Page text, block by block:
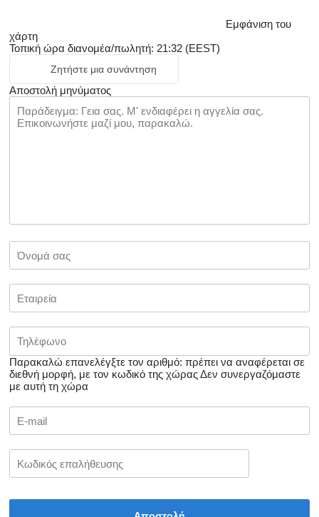
Εμφάνιση του
χάρτη
Τοπική ώρα διανομέα/πωλητή: 21:32 (EEST)
Ζητήστε μια συνάντηση
Αποστολή μηνύματος
Παρακαλώ επανελέγξτε τον αριθμό: πρέπει να αναφέρεται σε
διεθνή μορφή, με τον κωδικό της χώραςΔεν συνεργαζόμαστε
με αυτή τη χώρα